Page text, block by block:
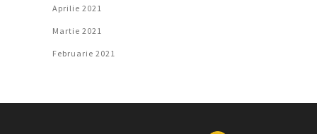
Aprilie 2021
Martie 2021
Februarie 2021